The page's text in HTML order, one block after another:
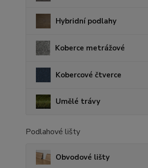
Hybridní podlahy
Koberce metrážové
Kobercové čtverce
Umělé trávy
Podlahové lišty
Obvodové lišty